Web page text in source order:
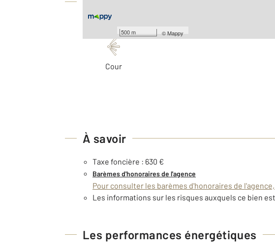
500 m ©Mappy
Cour
À savoir
Taxe foncière : 630 €
Barèmes d'honoraires de l'agence
Pour consulter les barèmes d'honoraires de
Les informations sur les risques auxquels ce bien
Les performances énergétiques